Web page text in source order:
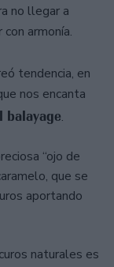
no llegar a
armonía.
tendencia, en
nos encanta
balayage.
“ojo de
que se
aportando
naturales es